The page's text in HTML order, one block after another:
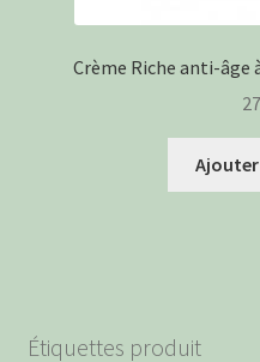
Crème Riche anti-âge
Étiquettes produit